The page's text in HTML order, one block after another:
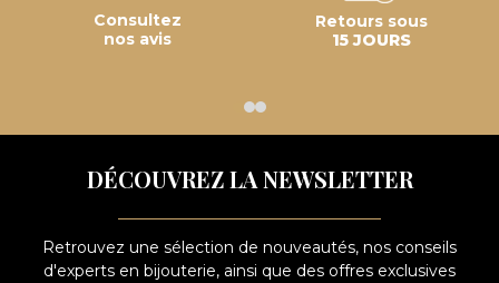
Consultez
nos avis
Retours sous
15 JOURS
DÉCOUVREZ LA NEWSLETTER
Retrouvez une sélection de nouveautés, nos conseils
d'experts en bijouterie, ainsi que des offres exclusives